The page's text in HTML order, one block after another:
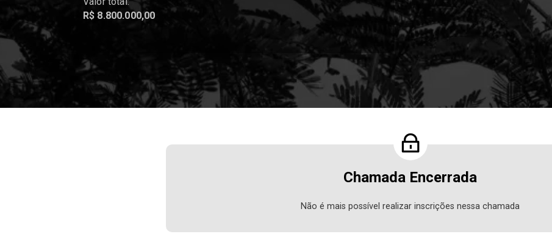
R$ 8.800.000,00
Chamada Encerrada
Não é mais possível realizar inscrições nessa chamada